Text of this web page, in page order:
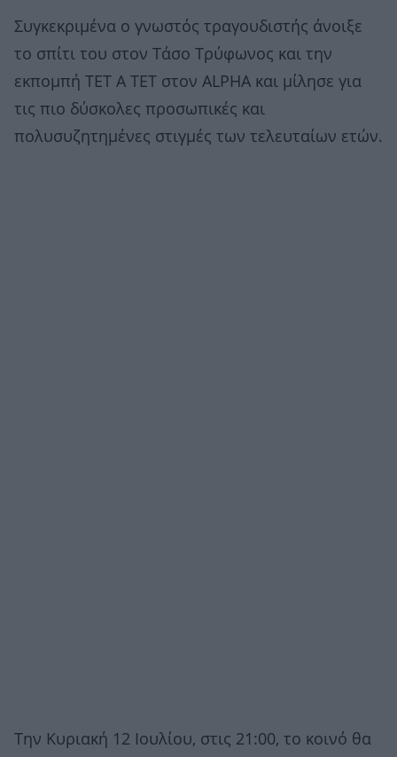
Συγκεκριμένα ο γνωστός τραγουδιστής άνοιξε
το σπίτι του στον Τάσο Τρύφωνος και την
εκπομπή ΤΕΤ Α ΤΕΤ στον ALPHA και μίλησε για
τις πιο δύσκολες προσωπικές και
πολυσυζητημένες στιγμές των τελευταίων ετών.
Την Κυριακή 12 Ιουλίου, στις 21:00, το κοινό θα